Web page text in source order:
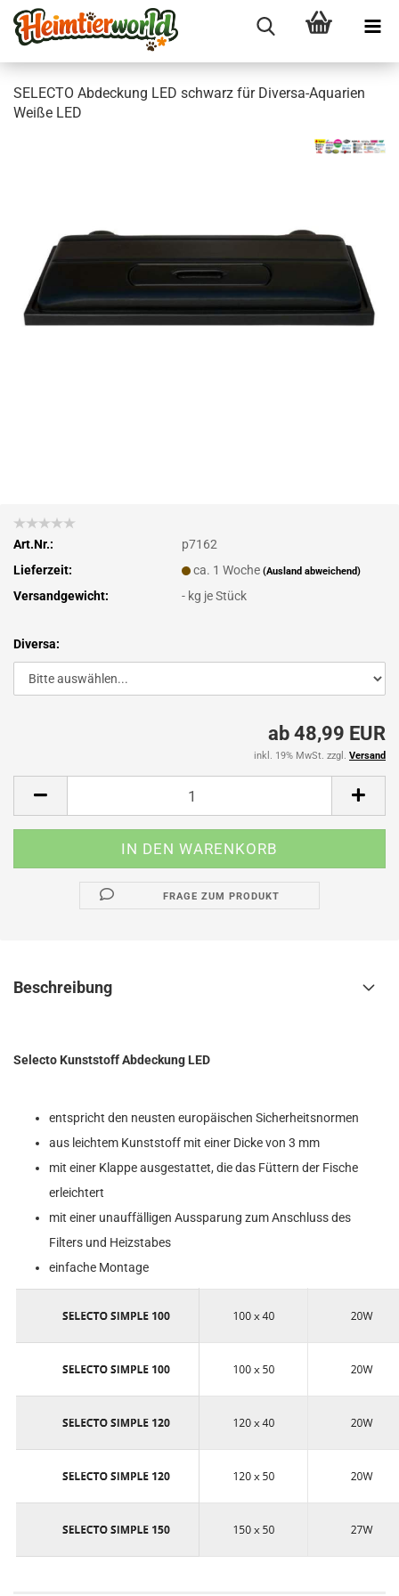
SELEC­TO Ab­de­ckung LED schwarz für Diversa-​Aquarien
Weiße LED
Art.Nr.:
p7162
Lieferzeit:
ca. 1 Woche(Ausland abweichend)
Versandgewicht: - kg je Stück
Diversa:
ab 48,99 EUR
inkl. 19% MwSt. zzgl. Versand
FRAGE ZUM PRODUKT
Beschreibung
Selecto Kunststoff Abdeckung LED
entspricht den neusten europäischen Sicherheitsnormen
aus leichtem Kunststoff mit einer Dicke von 3 mm
mit einer Klappe ausgestattet, die das Füttern der Fische
erleichtert
mit einer unauffälligen Aussparung zum Anschluss des
Filters und Heizstabes
einfache Montage